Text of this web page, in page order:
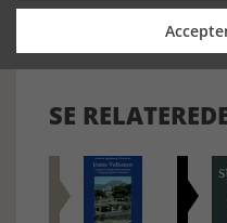
Forrige artikel
SE